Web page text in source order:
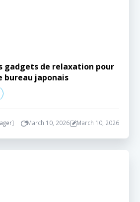
gadgets de relaxation pour
bureau japonais
March 10, 2026 March 10, 2026